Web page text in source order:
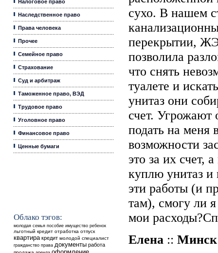
Налоговое право
Наследственное право
Права человека
Прочее
Семейное право
Страхование
Суд и арбитраж
Таможенное право, ВЭД
Трудовое право
Уголовное право
Финансовое право
Ценные бумаги
Облако тэгов:
молодая семья пособие имущество ребенок
льготный кредит отработка отпуск
квартира кредит молодой специалист
гражданство права документы работа
сухо. В нашем
перекрытии,
позволила
что снять
туалете и
унитаз они
счет. Угрожают
подать на меня
возможности
это за их счет,
куплю унитаз и
эти работы (и
там), смогу ли
мои
Елена :: Минск